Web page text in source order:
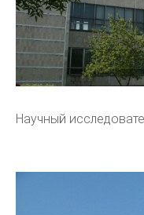
Научный